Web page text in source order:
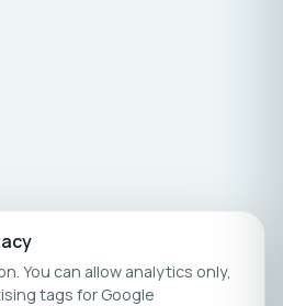
You can allow analytics only,
tags for Google